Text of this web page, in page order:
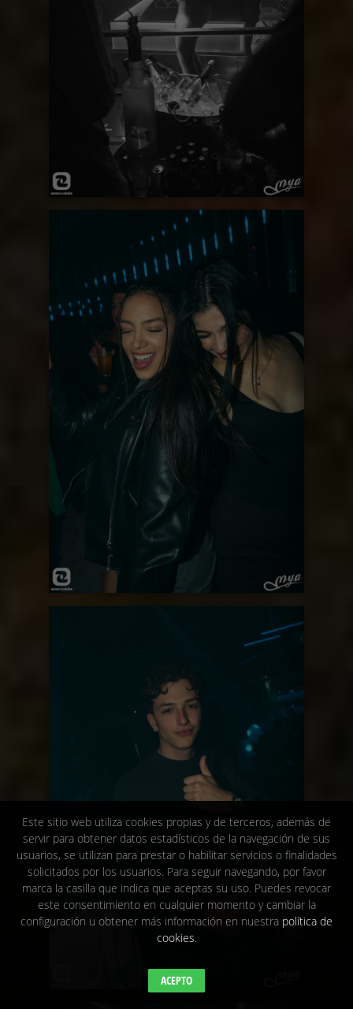
Este sitio web utiliza cookies propias y de terceros, además de
servir para obtener datos estadísticos de la navegación de sus
usuarios, se utilizan para prestar o habilitar servicios o finalidades
solicitados por los usuarios. Para seguir navegando, por favor
marca la casilla que indica que aceptas su uso. Puedes revocar
este consentimiento en cualquier momento y cambiar la
configuración u obtener más información en nuestra política de
cookies.
ACEPTO